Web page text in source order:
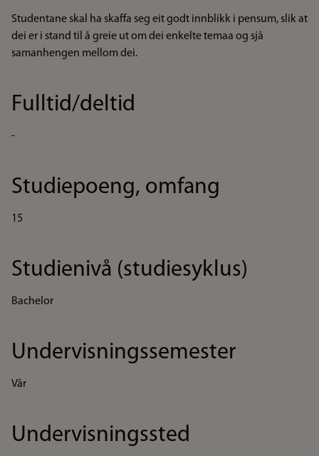
Studentane skal ha skaffa seg eit godt innblikk i pensum, slik at
dei er i stand til å greie ut om dei enkelte temaa og sjå
samanhengen mellom dei.
Fulltid/deltid
-
Studiepoeng, omfang
15
Studienivå (studiesyklus)
Bachelor
Undervisningssemester
Vår
Undervisningssted